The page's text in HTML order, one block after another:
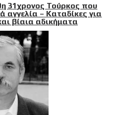
31χρονος Τούρκος που
αγγελία – Καταδίκες για
βίαια αδικήματα